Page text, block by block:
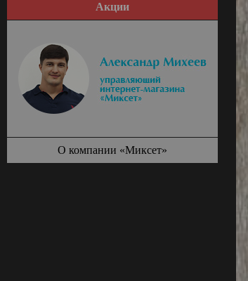
Акции
О компании «Миксет»